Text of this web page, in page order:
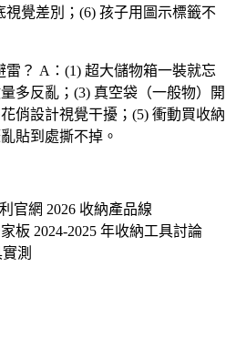
視覺差別；(6) 孩子用圖示標籤不
雷？ A：(1) 超大儲物箱一裝就忘
多反亂；(3) 真空袋（一般物）開
俏設計視覺干擾；(5) 衝動買收納
貼到處撕不掉。
官網 2026 收納產品線
板 2024-2025 年收納工具討論
測